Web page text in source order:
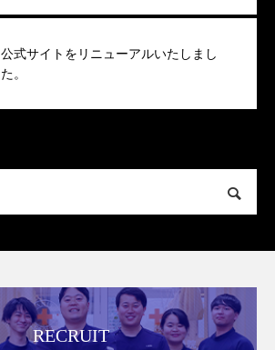
公式サイトをリニューアルいたしまし
た。
RECRUIT